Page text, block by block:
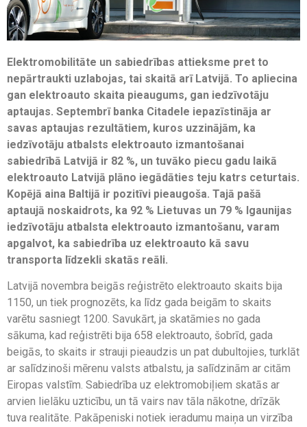
Elektromobilitāte un sabiedrības attieksme pret to
nepārtraukti uzlabojas, tai skaitā arī Latvijā. To apliecina
gan elektroauto skaita pieaugums, gan iedzīvotāju
aptaujas. Septembrī banka Citadele iepazīstināja ar
savas aptaujas rezultātiem, kuros uzzinājām, ka
iedzīvotāju atbalsts elektroauto izmantošanai
sabiedrībā Latvijā ir 82 %, un tuvāko piecu gadu laikā
elektroauto Latvijā plāno iegādāties teju katrs ceturtais.
Kopējā aina Baltijā ir pozitīvi pieaugoša. Tajā pašā
aptaujā noskaidrots, ka 92 % Lietuvas un 79 % Igaunijas
iedzīvotāju atbalsta elektroauto izmantošanu, varam
apgalvot, ka sabiedrība uz elektroauto kā savu
transporta līdzekli skatās reāli.
Latvijā novembra beigās reģistrēto elektroauto skaits bija
1150, un tiek prognozēts, ka līdz gada beigām to skaits
varētu sasniegt 1200. Savukārt, ja skatāmies no gada
sākuma, kad reģistrēti bija 658 elektroauto, šobrīd, gada
beigās, to skaits ir strauji pieaudzis un pat dubultojies, turklāt
ar salīdzinoši mērenu valsts atbalstu, ja salīdzinām ar citām
Eiropas valstīm. Sabiedrība uz elektromobiļiem skatās ar
arvien lielāku uzticību, un tā vairs nav tāla nākotne, drīzāk
tuva realitāte. Pakāpeniski notiek ieradumu maiņa un virzība